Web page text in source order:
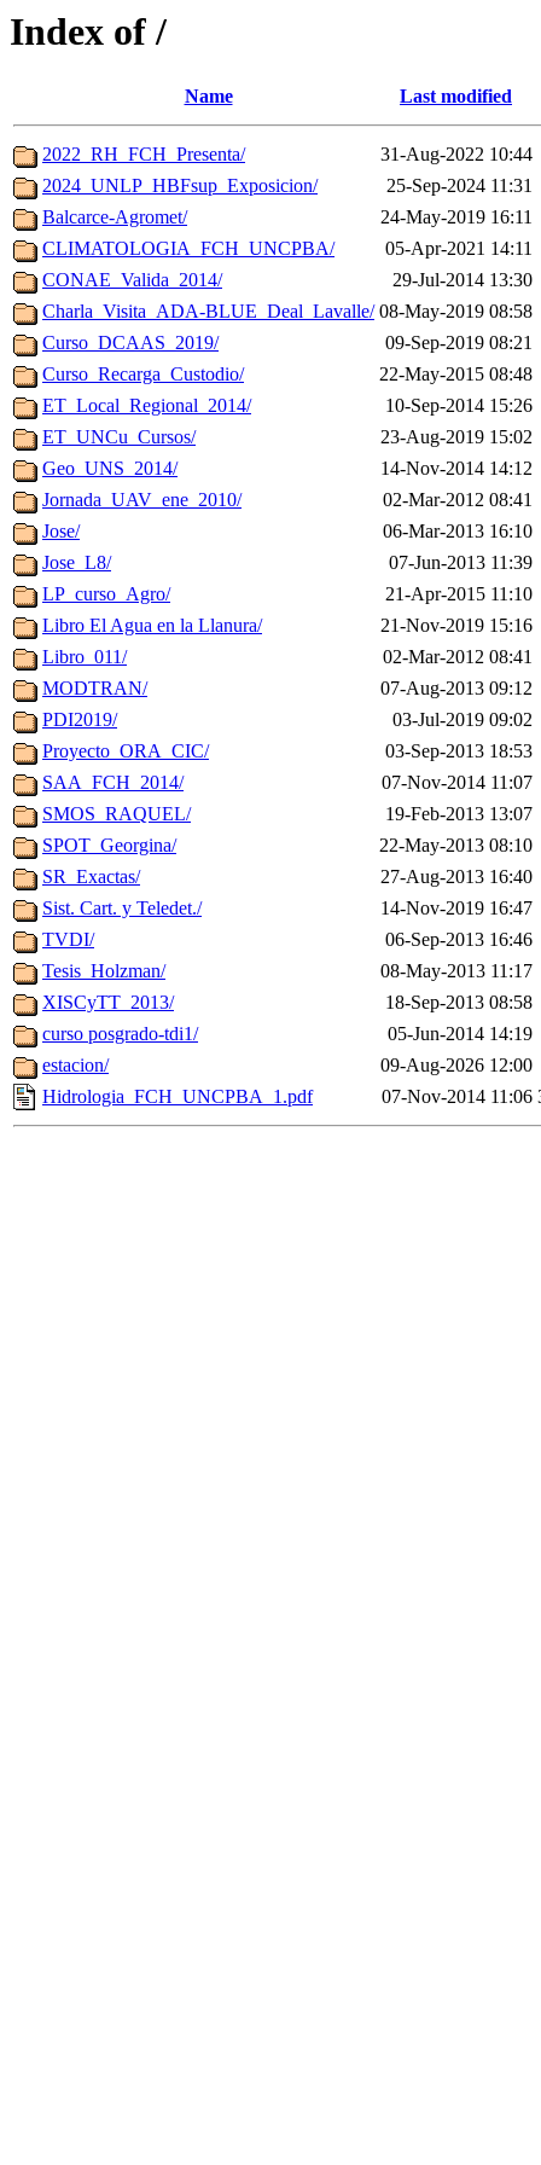
Index of /
Name Last modified
2022_RH_FCH_Presenta/
31-Aug-2022 10:44
2024_UNLP_HBFsup_Exposicion/
25-Sep-2024 11:31
Balcarce-Agromet/
24-May-2019 16:11
CLIMATOLOGIA_FCH_UNCPBA/
05-Apr-2021 14:11
CONAE_Valida_2014/
29-Jul-2014 13:30
Charla_Visita_ADA-BLUE_Deal_Lavalle/ 08-May-2019 08:58
Curso_DCAAS_2019/
09-Sep-2019 08:21
Curso_Recarga_Custodio/
22-May-2015 08:48
ET_Local_Regional_2014/
10-Sep-2014 15:26
ET_UNCu_Cursos/
23-Aug-2019 15:02
Geo_UNS_2014/
14-Nov-2014 14:12
Jornada_UAV_ene_2010/
02-Mar-2012 08:41
Jose/
06-Mar-2013 16:10
Jose_L8/
07-Jun-2013 11:39
LP_curso_Agro/
21-Apr-2015 11:10
Libro El Agua en la Llanura/
21-Nov-2019 15:16
Libro_011/
02-Mar-2012 08:41
MODTRAN/
07-Aug-2013 09:12
PDI2019/
03-Jul-2019 09:02
Proyecto_ORA_CIC/
03-Sep-2013 18:53
SAA_FCH_2014/
07-Nov-2014 11:07
SMOS_RAQUEL/
19-Feb-2013 13:07
SPOT_Georgina/
22-May-2013 08:10
SR_Exactas/
27-Aug-2013 16:40
Sist. Cart. y Teledet./
14-Nov-2019 16:47
TVDI/
06-Sep-2013 16:46
Tesis_Holzman/
08-May-2013 11:17
XISCyTT_2013/
18-Sep-2013 08:58
curso posgrado-tdi1/
05-Jun-2014 14:19
estacion/
09-Aug-2026 12:00
Hidrologia_FCH_UNCPBA_1.pdf
07-Nov-2014 11:06